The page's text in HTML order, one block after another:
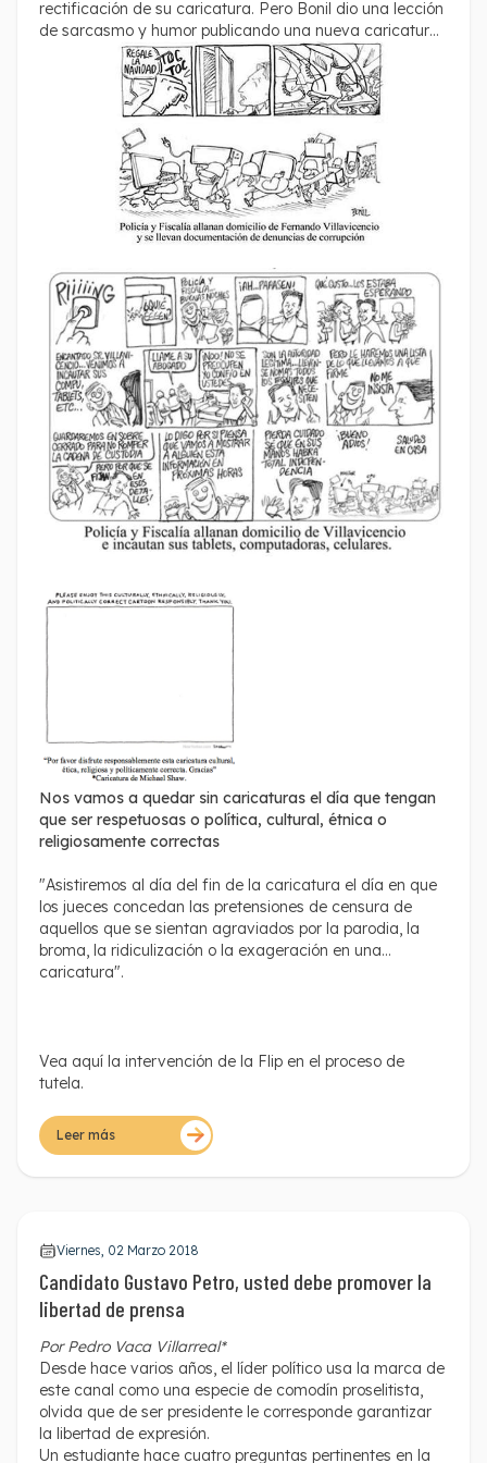
rectificación de su caricatura. Pero Bonil dio una lección
de sarcasmo y humor publicando una nueva caricatura
en forma de rectificación en la que demuestra que son
necios los esfuerzos de un Estado que pretende cambiar
o silenciar la opinión.
Nos vamos a quedar sin caricaturas el día que tengan
que ser respetuosas o política, cultural, étnica o
religiosamente correctas
"Asistiremos al día del fin de la caricatura el día en que
los jueces concedan las pretensiones de censura de
aquellos que se sientan agraviados por la parodia, la
broma, la ridiculización o la exageración en una
caricatura".
Vea aquí la intervención de la Flip en el proceso de
tutela.
Leer más
Viernes, 02 Marzo 2018
Candidato Gustavo Petro, usted debe promover la
libertad de prensa
Por Pedro Vaca Villarreal*
Desde hace varios años, el líder político usa la marca de
este canal como una especie de comodín proselitista,
olvida que de ser presidente le corresponde garantizar
la libertad de expresión.
Un estudiante hace cuatro preguntas pertinentes en la